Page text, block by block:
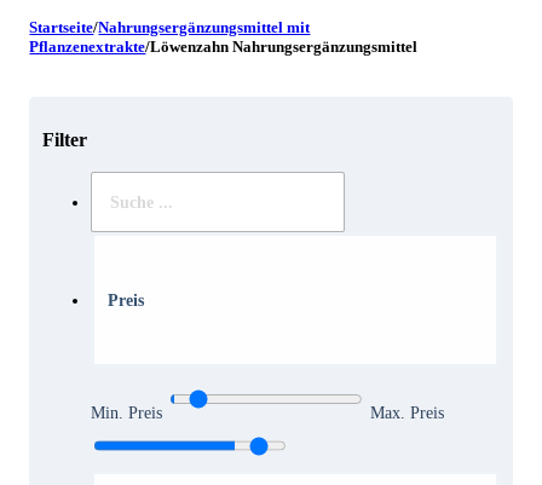
Startseite/Nahrungsergänzungsmittel mit
Pflanzenextrakte/Löwenzahn Nahrungsergänzungsmittel
Filter
Suche
Preis
Min. Preis Max. Preis